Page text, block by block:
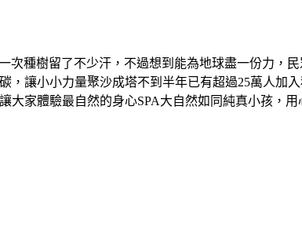
次種樹留了不少汗，不過想到能為地球盡一份力，
讓小小力量聚沙成塔不到半年已有超過25萬人加
家體驗最自然的身心SPA大自然如同純真小孩，